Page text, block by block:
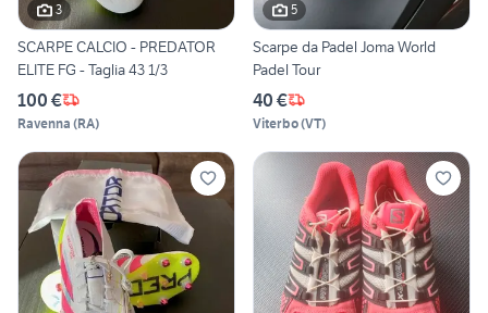
3
SCARPE CALCIO - PREDATOR
ELITE FG - Taglia 43 1/3
100 €
Ravenna (RA)
5
Scarpe da Padel Joma World
Padel Tour
40 €
Viterbo(VT)